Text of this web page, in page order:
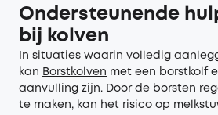
Ondersteunende
bij kolven
In situaties waarin volledig
kan Borstkolven met een borstkolf
aanvulling zijn. Door de borsten
te maken, kan het risico op